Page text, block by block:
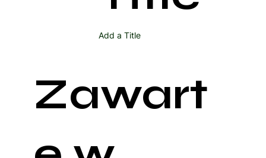
Add a Title
Zawart